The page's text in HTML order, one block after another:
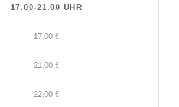
17.00-21.00 UHR
17,00 €
21,00 €
22,00 €